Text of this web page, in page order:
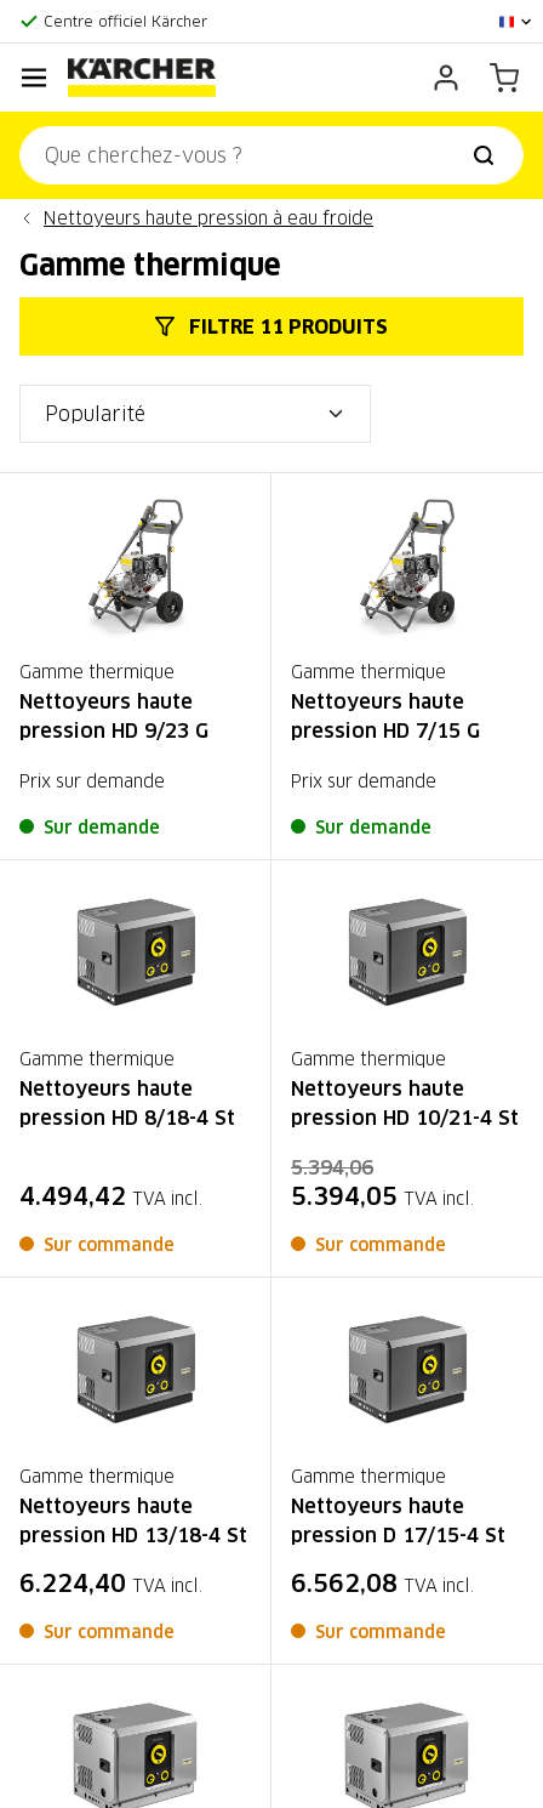
Score client:9,3/10
Nettoyeurs haute pression à eau froide
Gamme thermique
FILTRE 11 PRODUITS
Gamme thermique
Nettoyeurs haute
pression HD 9/23 G
Prix sur demande
Sur demande
Gamme thermique
Nettoyeurs haute
pression HD 7/15 G
Prix sur demande
Sur demande
Gamme thermique
Nettoyeurs haute
pression HD 8/18-4 St
4.494,42 TVA incl.
Sur commande
Gamme thermique
Nettoyeurs haute
pression HD 10/21-4 St
5.394,06
5.394,05 TVA incl.
Sur commande
Gamme thermique
Nettoyeurs haute
pression HD 13/18-4 St
6.224,40 TVA incl.
Sur commande
Gamme thermique
Nettoyeurs haute
pression D 17/15-4 St
6.562,08 TVA incl.
Sur commande